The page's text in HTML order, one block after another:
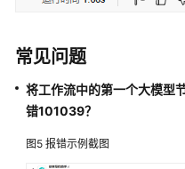
常见问题
将工作流中的第一个大模型
错101039？
图5 报错示例截图